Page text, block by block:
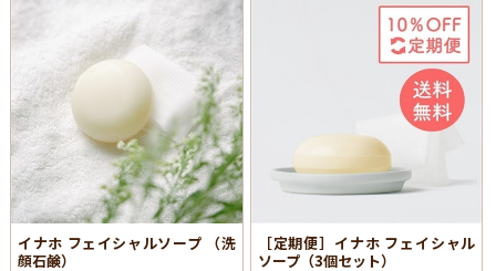
イナホ フェイシャルソープ （洗
顔石鹸）
［定期便］イナホ フェイシャル
ソープ（3個セット）